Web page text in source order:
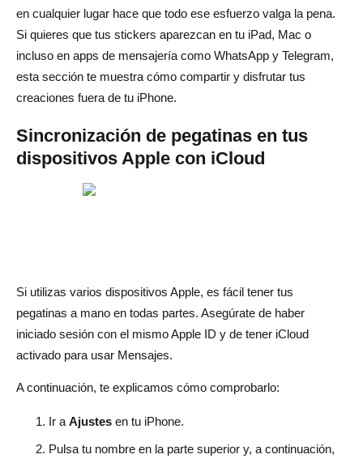
en cualquier lugar hace que todo ese esfuerzo valga la pena.
Si quieres que tus stickers aparezcan en tu iPad, Mac o
incluso en apps de mensajería como WhatsApp y Telegram,
esta sección te muestra cómo compartir y disfrutar tus
creaciones fuera de tu iPhone.
Sincronización de pegatinas en tus
dispositivos Apple con iCloud
Si utilizas varios dispositivos Apple, es fácil tener tus
pegatinas a mano en todas partes. Asegúrate de haber
iniciado sesión con el mismo Apple ID y de tener iCloud
activado para usar Mensajes.
A continuación, te explicamos cómo comprobarlo:
Ir a Ajustes en tu iPhone.
Pulsa tu nombre en la parte superior y, a continuación,